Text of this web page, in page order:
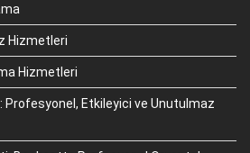
Hizmetleri
Hizmetleri
Profesyonel, Etkileyici ve Unutulmaz